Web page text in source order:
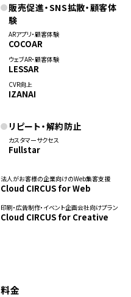
販売促進・SNS拡散・顧客体
験
ARアプリ・顧客体験
COCOAR
ウェブAR・顧客体験
LESSAR
CVR向上
IZANAI
リピート・解約防止
カスタマーサクセス
Fullstar
法人がお客様の企業向けのWeb集客支援
Cloud CIRCUS for Web
印刷・広告制作・イベント企画会社向けプラン
Cloud CIRCUS for Creative
料金